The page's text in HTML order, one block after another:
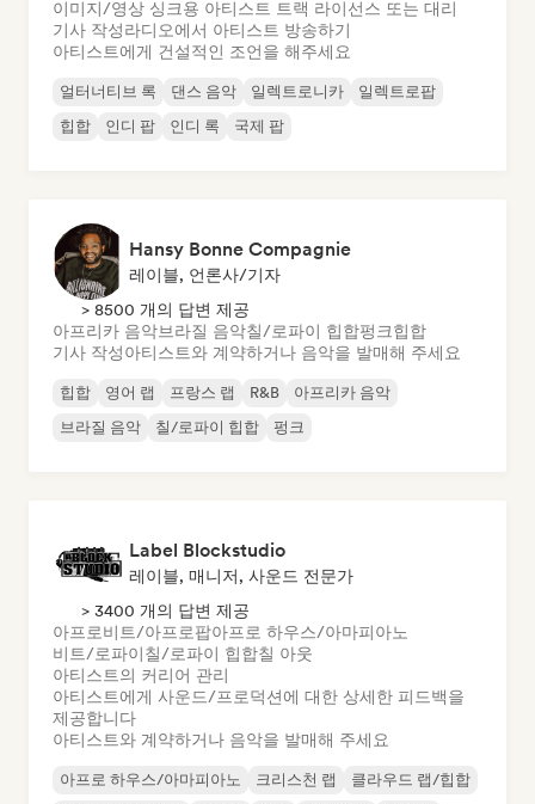
이미지/영상 싱크용 아티스트 트랙 라이선스 또는 대리
기사 작성라디오에서 아티스트 방송하기
아티스트에게 건설적인 조언을 해주세요
얼터너티브 록 댄스 음악 일렉트로니카
일렉트로팝
힙합
인디 팝 인디 록 국제 팝
Hansy Bonne Compagnie
레이블, 언론사/기자
> 8500 개의 답변 제공
아프리카 음악브라질 음악칠/로파이 힙합펑크힙합
기사 작성아티스트와 계약하거나 음악을 발매해 주세요
힙합 영어 랩 프랑스 랩 R&B
아프리카 음악
브라질 음악
칠/로파이 힙합 펑크
Label Blockstudio
레이블, 매니저, 사운드 전문가
> 3400 개의 답변 제공
아프로비트/아프로팝아프로 하우스/아마피아노
비트/로파이칠/로파이 힙합칠 아웃
아티스트의 커리어 관리
아티스트에게 사운드/프로덕션에 대한 상세한 피드백을
제공합니다
아티스트와 계약하거나 음악을 발매해 주세요
아프로 하우스/아마피아노 크리스천 랩
클라우드 랩/힙합